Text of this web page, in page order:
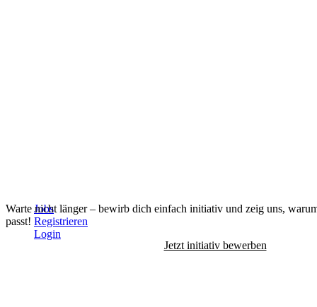
Jobs
Registrieren
Login
Warte nicht länger – bewirb dich einfach initiativ und zeig uns,
passt!
Jetzt initiativ bewerben